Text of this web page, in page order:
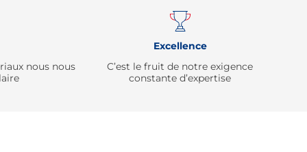
nous nous
Excellence
C’est le fruit de notre exigence
constante d’expertise